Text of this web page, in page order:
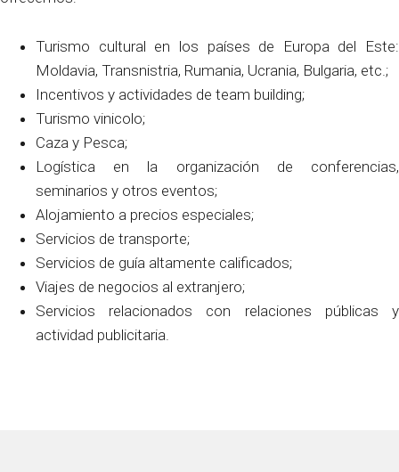
Turismo cultural en los países de Europa del Este:
Moldavia, Transnistria, Rumania, Ucrania, Bulgaria, etc.;
Incentivos y actividades de team building;
Turismo vinicolo;
Caza y Pesca;
Logística en la organización de conferencias,
seminarios y otros eventos;
Alojamiento a precios especiales;
Servicios de transporte;
Servicios de guía altamente calificados;
Viajes de negocios al extranjero;
Servicios relacionados con relaciones públicas y
actividad publicitaria.